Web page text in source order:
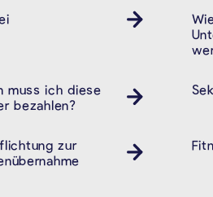
muss ich diese
bezahlen?
zur